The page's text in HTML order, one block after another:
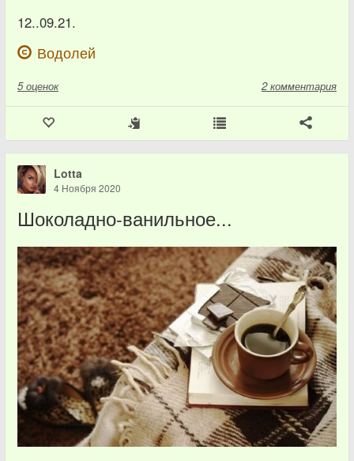
12..09.21.
Водолей
5 оценок 2 комментария
Lotta
4 Ноября 2020
Шоколадно-ванильное...